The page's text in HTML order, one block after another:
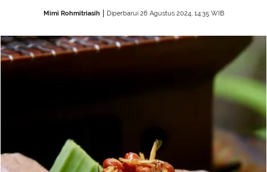
Mimi Rohmitriasih Diperbarui 26 Agustus 2024, 14:35 WIB